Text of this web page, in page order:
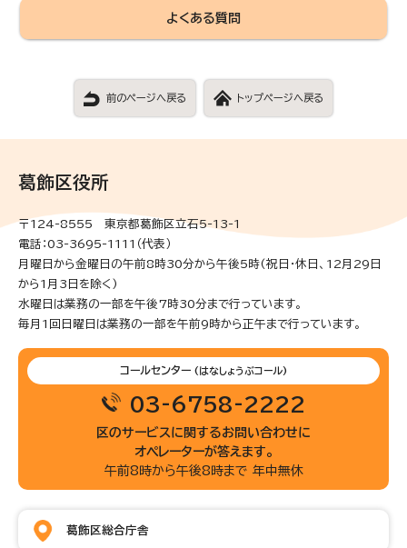
よくある質問
前のページへ戻る トップページへ戻る
葛飾区役所
〒124-8555 東京都葛飾区立石5-13-1
電話：03-3695-1111（代表）
月曜日から金曜日の午前8時30分から午後5時(祝日・休日、12月29日
から1月3日を除く)
水曜日は業務の一部を午後7時30分まで行っています。
毎月1回日曜日は業務の一部を午前9時から正午まで行っています。
コールセンター (はなしょうぶコール)
03-6758-2222
区のサービスに関するお問い合わせに
オペレーターが答えます。
午前8時から午後8時まで 年中無休
葛飾区総合庁舎